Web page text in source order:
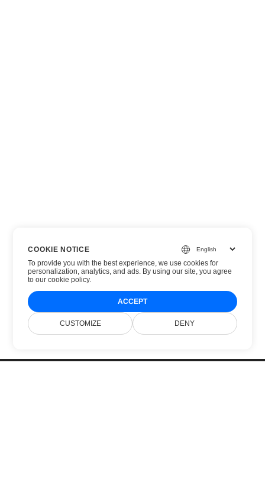
COOKIE NOTICE
To provide you with the best experience, we use cookies for
personalization, analytics, and ads. By using our site, you agree
toour cookie policy.
ACCEPT
CUSTOMIZE DENY